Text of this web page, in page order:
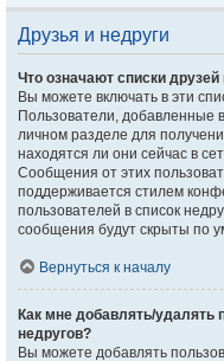
Друзья и недруги
Что означают списки друзей
Вы можете включать в эти
Пользователи, добавленные
личном разделе для
находятся ли они сейчас в
Сообщения от этих
поддерживается стилем
пользователей в список
сообщения будут скрыты по
Вернуться к началу
Как мне добавлять/удалять
недругов?
Вы можете добавлять